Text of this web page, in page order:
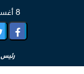
8 أغسطس 2026
رئيس